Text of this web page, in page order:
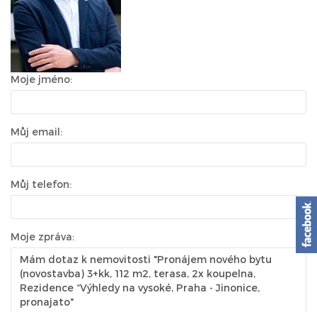
Moje jméno:
Můj email:
Můj telefon:
Moje zpráva: